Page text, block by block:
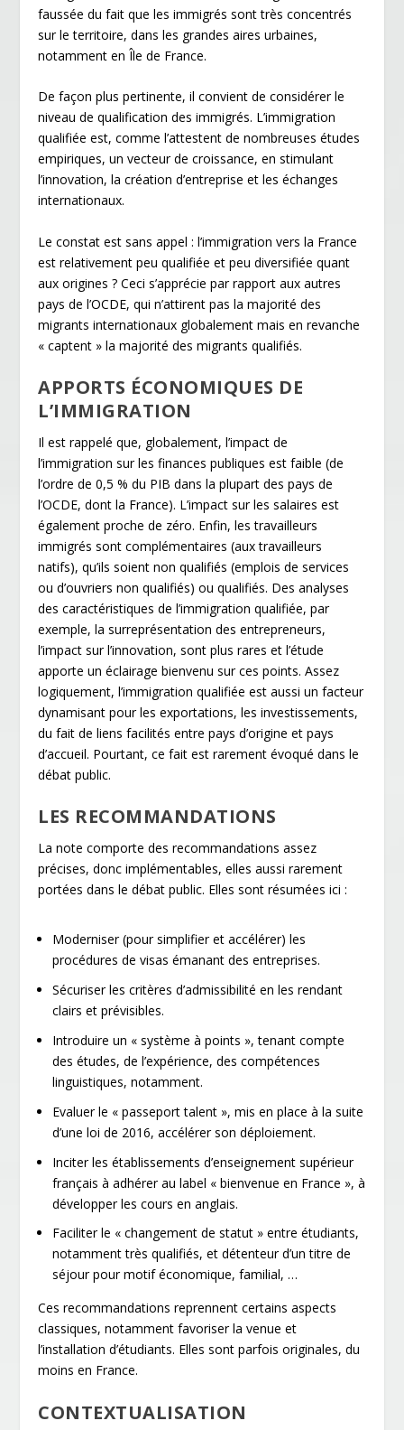
faussée du fait que les immigrés sont très concentrés
sur le territoire, dans les grandes aires urbaines,
notamment en Île de France.
De façon plus pertinente, il convient de considérer le
niveau de qualification des immigrés. L’immigration
qualifiée est, comme l’attestent de nombreuses études
empiriques, un vecteur de croissance, en stimulant
l’innovation, la création d’entreprise et les échanges
internationaux.
Le constat est sans appel : l’immigration vers la France
est relativement peu qualifiée et peu diversifiée quant
aux origines ? Ceci s’apprécie par rapport aux autres
pays de l’OCDE, qui n’attirent pas la majorité des
migrants internationaux globalement mais en revanche
« captent » la majorité des migrants qualifiés.
APPORTS ÉCONOMIQUES DE
L’IMMIGRATION
Il est rappelé que, globalement, l’impact de
l’immigration sur les finances publiques est faible (de
l’ordre de 0,5 % du PIB dans la plupart des pays de
l’OCDE, dont la France). L’impact sur les salaires est
également proche de zéro. Enfin, les travailleurs
immigrés sont complémentaires (aux travailleurs
natifs), qu’ils soient non qualifiés (emplois de services
ou d’ouvriers non qualifiés) ou qualifiés. Des analyses
des caractéristiques de l’immigration qualifiée, par
exemple, la surreprésentation des entrepreneurs,
l’impact sur l’innovation, sont plus rares et l’étude
apporte un éclairage bienvenu sur ces points. Assez
logiquement, l’immigration qualifiée est aussi un facteur
dynamisant pour les exportations, les investissements,
du fait de liens facilités entre pays d’origine et pays
d’accueil. Pourtant, ce fait est rarement évoqué dans le
débat public.
LES RECOMMANDATIONS
La note comporte des recommandations assez
précises, donc implémentables, elles aussi rarement
portées dans le débat public. Elles sont résumées ici :
Moderniser (pour simplifier et accélérer) les
procédures de visas émanant des entreprises.
Sécuriser les critères d’admissibilité en les rendant
clairs et prévisibles.
Introduire un « système à points », tenant compte
des études, de l’expérience, des compétences
linguistiques, notamment.
Evaluer le « passeport talent », mis en place à la suite
d’une loi de 2016, accélérer son déploiement.
Inciter les établissements d’enseignement supérieur
français à adhérer au label « bienvenue en France », à
développer les cours en anglais.
Faciliter le « changement de statut » entre étudiants,
notamment très qualifiés, et détenteur d’un titre de
séjour pour motif économique, familial, …
Ces recommandations reprennent certains aspects
classiques, notamment favoriser la venue et
l’installation d’étudiants. Elles sont parfois originales, du
moins en France.
CONTEXTUALISATION